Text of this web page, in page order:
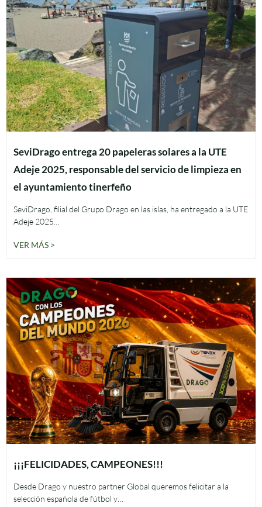
SeviDrago entrega 20 papeleras solares a la UTE
Adeje 2025, responsable del servicio de limpieza en
el ayuntamiento tinerfeño
SeviDrago, filial del Grupo Drago en las islas, ha entregado a la UTE
Adeje 2025…
VER MÁS >
¡¡¡FELICIDADES, CAMPEONES!!!
Desde Drago y nuestro partner Global queremos felicitar a la
selección española de fútbol y…